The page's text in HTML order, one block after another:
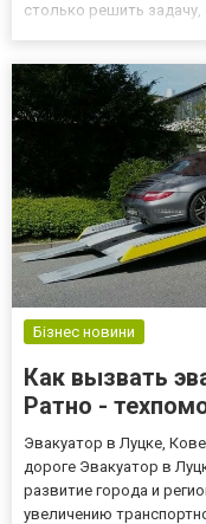
столько решить
номеров...
Бізнес новини
Как вызвать
Ратно -
Эвакуатор в Луцке,
дороге Эвакуатор в
развитие города и
увеличению